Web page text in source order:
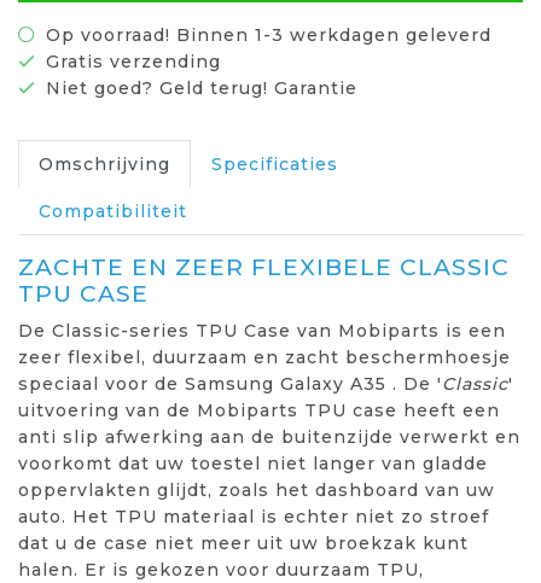
Op voorraad! Binnen 1-3 werkdagen geleverd
Gratis verzending
Niet goed? Geld terug! Garantie
Omschrijving Specificaties
Compatibiliteit
ZACHTE EN ZEER FLEXIBELE CLASSIC
TPU CASE
De Classic-series TPU Case van Mobiparts is een
zeer flexibel, duurzaam en zacht beschermhoesje
speciaal voor de Samsung Galaxy A35 . De 'Classic'
uitvoering van de Mobiparts TPU case heeft een
anti slip afwerking aan de buitenzijde verwerkt en
voorkomt dat uw toestel niet langer van gladde
oppervlakten glijdt, zoals het dashboard van uw
auto. Het TPU materiaal is echter niet zo stroef
dat u de case niet meer uit uw broekzak kunt
halen. Er is gekozen voor duurzaam TPU,